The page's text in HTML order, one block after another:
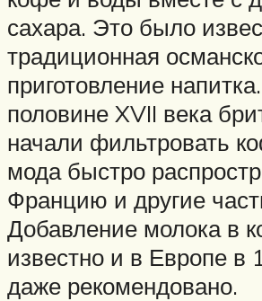
сахара. Это было
традиционная
приготовление
половине XVII века
начали фильтровать
мода быстро
Францию и другие
Добавление молока в
известно и в Европе в
даже рекомендовано.